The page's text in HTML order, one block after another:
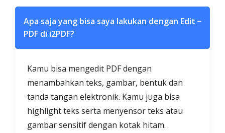
Apa saja yang bisa saya lakukan dengan Edit
PDF di i2PDF?
−
Kamu bisa mengedit PDF dengan
menambahkan teks, gambar, bentuk dan
tanda tangan elektronik. Kamu juga bisa
highlight teks serta menyensor teks atau
gambar sensitif dengan kotak hitam.